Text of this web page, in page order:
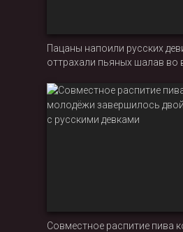
Пацаны напоили русских
оттрахали пьяных шалав во
Совместное распитие пива